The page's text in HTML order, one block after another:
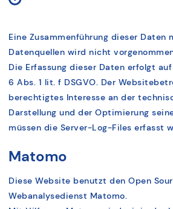
Eine Zusammenführung dieser Daten
Datenquellen wird nicht
Die Erfassung dieser Daten erfolgt
6 Abs. 1 lit. f DSGVO. Der
berechtigtes Interesse an der
Darstellung und der Optimierung
müssen die Server-Log-Files erfasst
Matomo
Diese Website benutzt den Open
Webanalysedienst Matomo.